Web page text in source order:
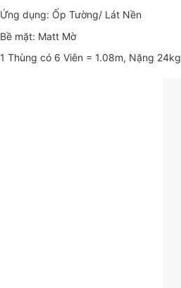
Ứng dụng: Ốp Tường/ Lát Nền
Bề mặt: Matt Mờ
1 Thùng có 6 Viên = 1.08m, Nặng 24kg